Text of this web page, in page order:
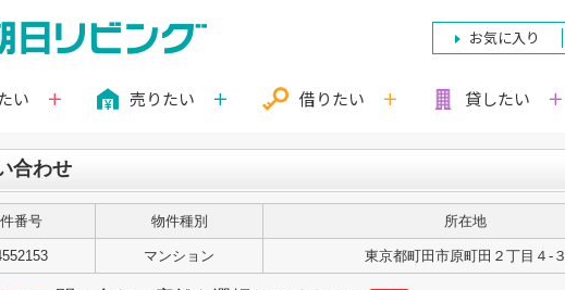
お気に入り
い 売りたい 借りたい 貸したい
合わせ
番号 物件種別 所在地
マンション 東京都町田市原町田２丁目４-３